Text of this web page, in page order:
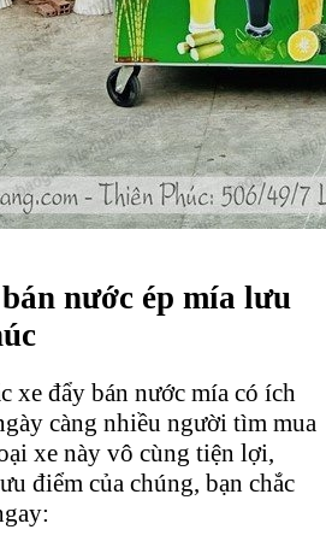
nước ép mía lưu
xe đẩy bán nước mía có ích
càng nhiều người tìm mua
xe này vô cùng tiện lợi,
điểm của chúng, bạn chắc